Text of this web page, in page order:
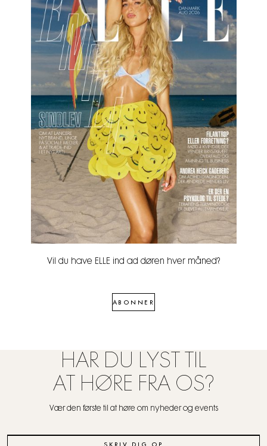
Vil du have ELLE ind ad døren hver måned?
ABONNER
HAR DU LYST TIL
AT HØRE FRA OS?
Vær den første til at høre om nyheder og events
SKRIV DIG OP